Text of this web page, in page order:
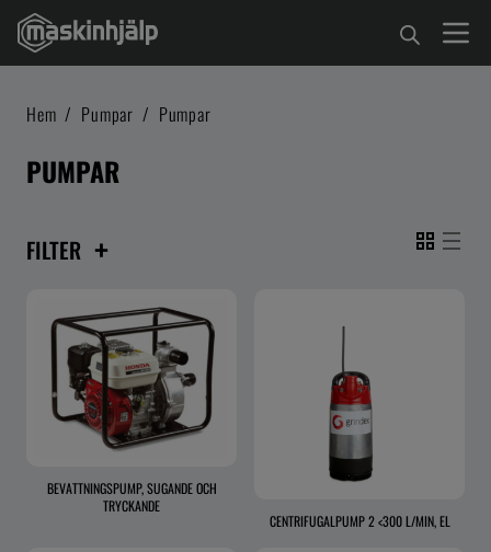
Hem / Pumpar / Pumpar
PUMPAR
FILTER +
BEVATTNINGSPUMP, SUGANDE OCH
TRYCKANDE
CENTRIFUGALPUMP 2 <300 L/MIN, EL